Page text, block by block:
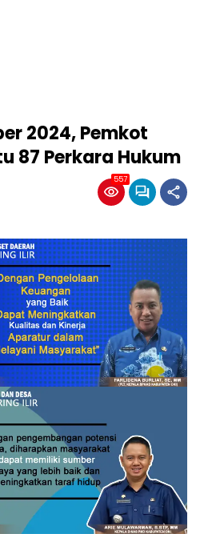
2024, Pemkot
87 Perkara Hukum
557